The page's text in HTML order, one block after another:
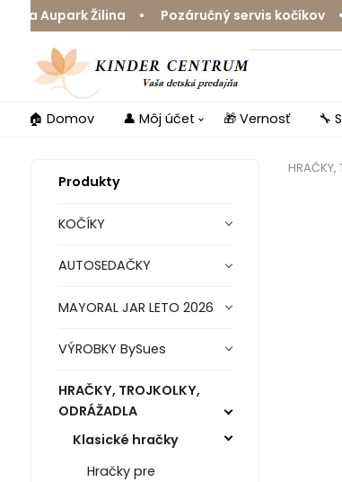
Aupark Žilina • Pozáručný servis
🏠 Domov 👤 Môj účet 🎁 Vernosť 🔧
Produkty
KOČÍKY
AUTOSEDAČKY
MAYORAL JAR LETO 2026
VÝROBKY BySues
HRAČKY, TROJKOLKY,
ODRÁŽADLA
Klasické hračky
Hračky pre
HRAČKY,